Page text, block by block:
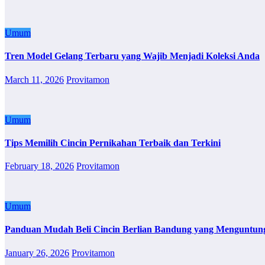
Umum
Tren Model Gelang Terbaru yang Wajib Menjadi Koleksi Anda
March 11, 2026 Provitamon
Umum
Tips Memilih Cincin Pernikahan Terbaik dan Terkini
February 18, 2026 Provitamon
Umum
Panduan Mudah Beli Cincin Berlian Bandung yang
January 26, 2026 Provitamon